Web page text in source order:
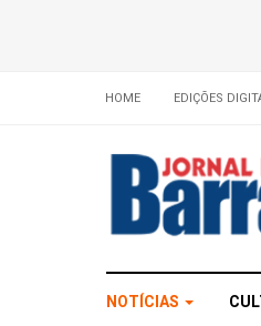
HOME EDIÇÕES
NOTÍCIAS